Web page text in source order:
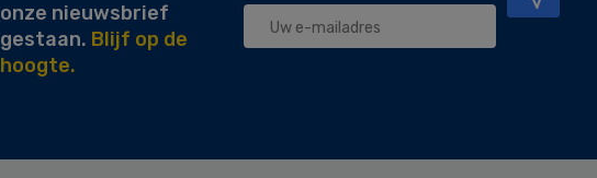
onze nieuwsbrief
gestaan. Blijf op de
hoogte.